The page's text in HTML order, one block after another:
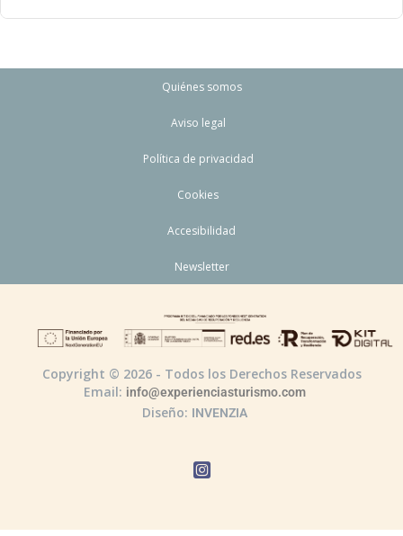
Quiénes somos
Aviso legal
Política de privacidad
Cookies
Accesibilidad
Newsletter
Copyright © 2026 - Todos los Derechos Reservados
Email: info@experienciasturismo.com
Diseño: INVENZIA